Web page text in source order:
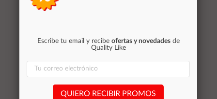
Ventilador compatible
Stocks (2)
Ventilador compatible
para portatil HP 510 /
Escribe tu email y recibe ofertas y novedadesde
Quality Like
QUIERO RECIBIR PROMOS